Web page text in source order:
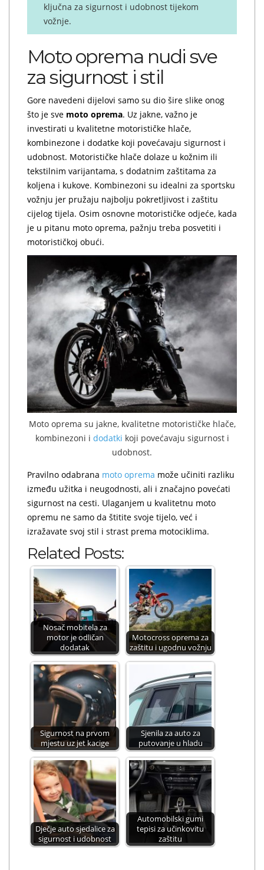
ključna za sigurnost i udobnost tijekom
vožnje.
Moto oprema nudi sve
za sigurnost i stil
Gore navedeni dijelovi samo su dio šire slike onog
što je sve moto oprema. Uz jakne, važno je
investirati u kvalitetne motorističke hlače,
kombinezone i dodatke koji povećavaju sigurnost i
udobnost. Motorističke hlače dolaze u kožnim ili
tekstilnim varijantama, s dodatnim zaštitama za
koljena i kukove. Kombinezoni su idealni za sportsku
vožnju jer pružaju najbolju pokretljivost i zaštitu
cijelog tijela. Osim osnovne motorističke odjeće, kada
je u pitanu moto oprema, pažnju treba posvetiti i
motorističkoj obući.
Moto oprema su jakne, kvalitetne motorističke hlače,
kombinezoni i dodatki koji povećavaju sigurnost i
udobnost.
Pravilno odabrana moto oprema može učiniti razliku
između užitka i neugodnosti, ali i značajno povećati
sigurnost na cesti. Ulaganjem u kvalitetnu moto
opremu ne samo da štitite svoje tijelo, već i
izražavate svoj stil i strast prema motociklima.
Related Posts:
Nosač mobitela za
motor je odličan
dodatak
Motocross oprema za
zaštitu i ugodnu vožnju
Sigurnost na prvom
mjestu uz jet kacige
Sjenila za auto za
putovanje u hladu
Dječje auto sjedalice za
sigurnost i udobnost
Automobilski gumi
tepisi za učinkovitu
zaštitu